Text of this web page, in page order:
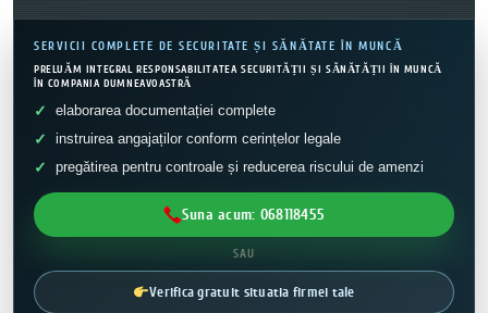
SERVICII COMPLETE DE SECURITATE ȘI SĂNĂTATE ÎN MUNCĂ
PRELUĂM INTEGRAL RESPONSABILITATEA SECURITĂȚII ȘI SĂNĂTĂȚII ÎN MUNCĂ
ÎN COMPANIA DUMNEAVOASTRĂ
elaborarea documentației complete
instruirea angajaților conform cerințelor legale
pregătirea pentru controale și reducerea riscului de amenzi
Suna acum: 068118455
SAU
Verifica gratuit situatia firmei tale